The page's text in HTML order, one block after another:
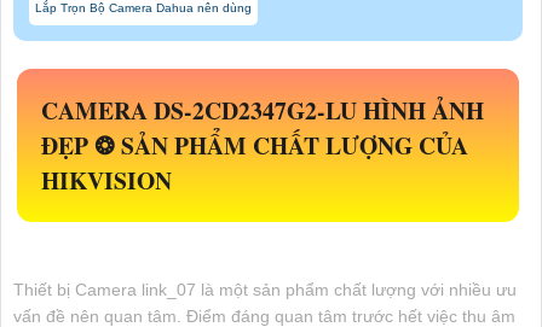
Lắp Trọn Bộ Camera Dahua nên dùng
CAMERADS-2CD2347G2-LUHÌNH ẢNH
ĐẸP ❂ SẢN PHẨM CHẤT LƯỢNG CỦA
HIKVISION
Thiết bị Camera link_07 là một sản phẩm chất lượng với nhiều ưu
vấn đề nên quan tâm. Điểm đáng quan tâm trước hết việc thu âm